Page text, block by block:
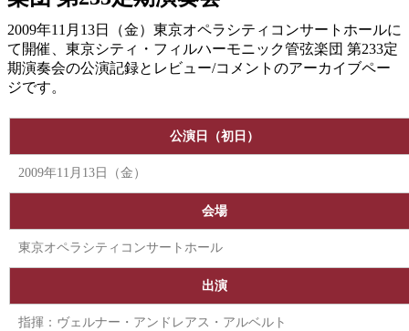
2009年11月13日（金）東京オペラシティコンサートホールに
て開催、東京シティ・フィルハーモニック管弦楽団 第233定
期演奏会の公演記録とレビュー/コメントのアーカイブペー
ジです。
公演日（初日）
2009年11月13日（金）
会場
東京オペラシティコンサートホール
出演
指揮：ヴェルナー・アンドレアス・アルベルト